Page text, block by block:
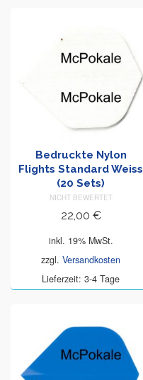
Bedruckte Nylon
Flights Standard Weiss
(20 Sets)
NICHT BEWERTET
22,00 €
inkl. 19% MwSt.
zzgl. Versandkosten
Lieferzeit: 3-4 Tage